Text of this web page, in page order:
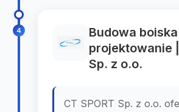
4
Budowa
projektowanie
Sp. z o.o.
CT SPORT Sp. z o.o.